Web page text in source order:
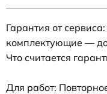
Гарантия от
комплектующие —
Что считается
Для работ: